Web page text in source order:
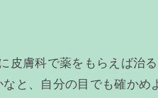
皮膚科で薬をもらえば治
と、自分の目でも確かめ